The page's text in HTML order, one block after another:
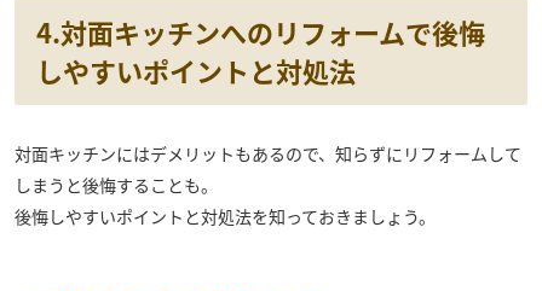
4.対面キッチンへのリフォームで後悔
しやすいポイントと対処法
対面キッチンにはデメリットもあるので、知らずにリフォームして
しまうと後悔することも。
後悔しやすいポイントと対処法を知っておきましょう。